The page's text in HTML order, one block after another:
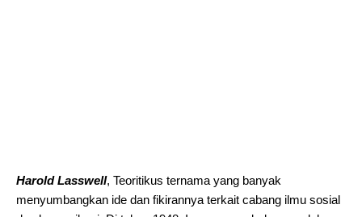
Harold Lasswell, Teoritikus ternama yang banyak
menyumbangkan ide dan fikirannya terkait cabang ilmu sosial